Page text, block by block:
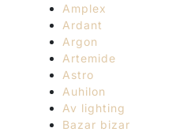
Amplex
Ardant
Argon
Artemide
Astro
Auhilon
Av lighting
Bazar bizar